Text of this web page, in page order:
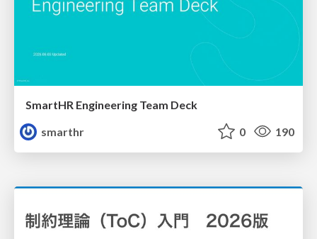
SmartHR Engineering Team Deck
smarthr
0 190